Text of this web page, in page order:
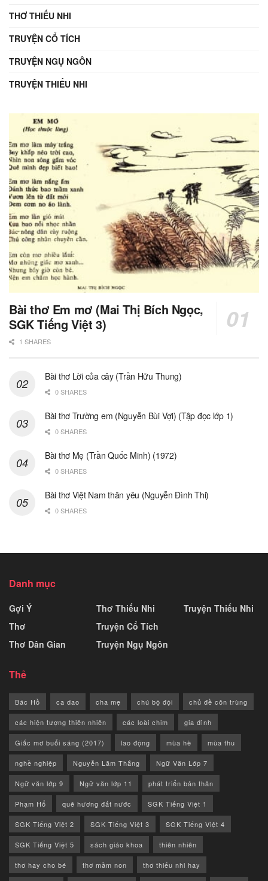
THƠ THIẾU NHI
TRUYỆN CỔ TÍCH
TRUYỆN NGỤ NGÔN
TRUYỆN THIẾU NHI
Bài thơ Em mơ (Mai Thị Bích Ngọc,
SGK Tiếng Việt 3)
1 SHARES
Bài thơ Lời của cây (Trần Hữu Thung)
0 SHARES
Bài thơ Trường em (Nguyễn Bùi Vợi) (Tập đọc lớp 1)
0 SHARES
Bài thơ Mẹ (Trần Quốc Minh) (1972)
0 SHARES
Bài thơ Việt Nam thân yêu (Nguyễn Đình Thi)
0 SHARES
Danh mục
Gợi Ý
Thơ
Thơ Dân Gian
Thơ Thiếu Nhi
Truyện Cổ Tích
Truyện Ngụ Ngôn
Truyện Thiếu Nhi
Thẻ
Bác Hồ ca dao cha mẹ chú bộ đội chủ đề côn trùng
các hiện tượng thiên nhiên các loài chim gia đình
Giấc mơ buổi sáng (2017) lao động mùa hè mùa thu
nghề nghiệp Nguyễn Lãm Thắng Ngữ Văn Lớp 7
Ngữ văn lớp 9 Ngữ văn lớp 11 phát triển bản thân
Phạm Hổ quê hương đất nước SGK Tiếng Việt 1
SGK Tiếng Việt 2 SGK Tiếng Việt 3 SGK Tiếng Việt 4
SGK Tiếng Việt 5 sách giáo khoa thiên nhiên
thơ hay cho bé thơ mầm non thơ thiếu nhi hay